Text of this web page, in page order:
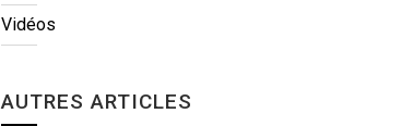
Vidéos
AUTRES ARTICLES